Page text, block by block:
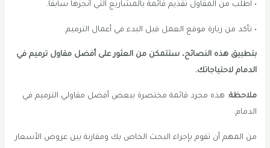
• اطلب من المقاول تقديم قائمة بالمشاريع التي أنجزها سابقًا.
• تأكد من زيارة موقع العمل قبل البدء في أعمال الترميم.
بتطبيق هذه النصائح، ستتمكن من العثور على أفضل مقاول ترميم في
الدمام لاحتياجاتك.
ملاحظة: هذه مجرد قائمة مختصرة ببعض أفضل مقاولي الترميم في
الدمام.
من المهم أن تقوم بإجراء البحث الخاص بك ومقارنة بين عروض الأسعار